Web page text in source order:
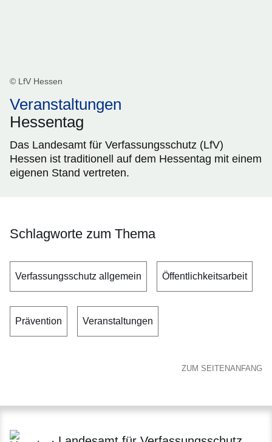
© LfV Hessen
Veranstaltungen
Hessentag
Das Landesamt für Verfassungsschutz (LfV)
Hessen ist traditionell auf dem Hessentag mit einem
eigenen Stand vertreten.
Schlagworte zum Thema
Verfassungsschutz allgemein Öffentlichkeitsarbeit
Prävention Veranstaltungen
ZUM SEITENANFANG